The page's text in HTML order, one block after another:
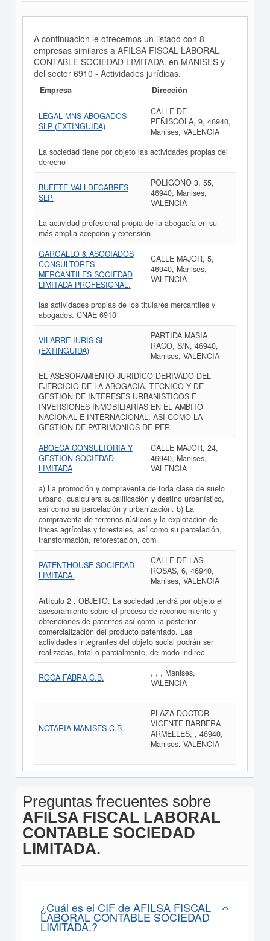
A continuación le ofrecemos un listado con 8
empresas similares a AFILSA FISCAL LABORAL
CONTABLE SOCIEDAD LIMITADA. en MANISES y
del sector 6910 - Actividades jurídicas.
Empresa Dirección
LEGAL MNS ABOGADOS
SLP (EXTINGUIDA)
CALLE DE
PEÑISCOLA, 9, 46940,
Manises, VALENCIA
La sociedad tiene por objeto las actividades propias del
derecho
BUFETE VALLDECABRES
SLP.
POLIGONO 3, 55,
46940, Manises,
VALENCIA
La actividad profesional propia de la abogacía en su
más amplia acepción y extensión
GARGALLO & ASOCIADOS
CONSULTORES
MERCANTILES SOCIEDAD
LIMITADA PROFESIONAL.
CALLE MAJOR, 5,
46940, Manises,
VALENCIA
las actividades propias de los titulares mercantiles y
abogados. CNAE 6910
VILARRE IURIS SL
(EXTINGUIDA)
PARTIDA MASIA
RACO, S/N, 46940,
Manises, VALENCIA
EL ASESORAMIENTO JURIDICO DERIVADO DEL
EJERCICIO DE LA ABOGACIA, TECNICO Y DE
GESTION DE INTERESES URBANISTICOS E
INVERSIONES INMOBILIARIAS EN EL AMBITO
NACIONAL E INTERNACIONAL, ASI COMO LA
GESTION DE PATRIMONIOS DE PER
ABOECA CONSULTORIA Y
GESTION SOCIEDAD
LIMITADA
CALLE MAJOR, 24,
46940, Manises,
VALENCIA
a) La promoción y compraventa de toda clase de suelo
urbano, cualquiera sucalificación y destino urbanístico,
así como su parcelación y urbanización. b) La
compraventa de terrenos rústicos y la explotación de
fincas agrícolas y forestales, así como su parcelación,
transformación, reforestación, com
PATENTHOUSE SOCIEDAD
LIMITADA.
CALLE DE LAS
ROSAS, 6, 46940,
Manises, VALENCIA
Artículo 2 . OBJETO. La sociedad tendrá por objeto el
asesoramiento sobre el proceso de reconocimiento y
obtenciones de patentes así como la posterior
comercialización del producto patentado. Las
actividades integrantes del objeto social podrán ser
realizadas, total o parcialmente, de modo indirec
ROCA FABRA C.B.
, , , Manises,
VALENCIA
NOTARIA MANISES C.B.
PLAZA DOCTOR
VICENTE BARBERA
ARMELLES, , 46940,
Manises, VALENCIA
Preguntas frecuentes sobre
AFILSA FISCAL LABORAL
CONTABLE SOCIEDAD
LIMITADA.
¿Cuál es el CIF de AFILSA FISCAL
LABORAL CONTABLE SOCIEDAD
LIMITADA.?